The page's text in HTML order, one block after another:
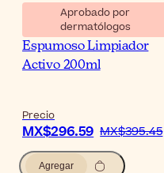
Aprobado por
dermatólogos
Bioderma Sébium Gel
Espumoso Limpiador
Activo 200ml
Precio
MX$296.59 MX$395.45
Agregar